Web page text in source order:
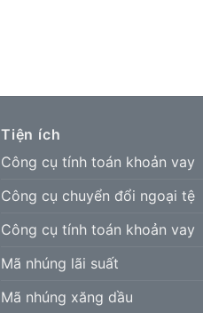
Tiện ích
Công cụ tính toán khoản vay
Công cụ chuyển đổi ngoại tệ
Công cụ tính toán khoản vay
Mã nhúng lãi suất
Mã nhúng xăng dầu